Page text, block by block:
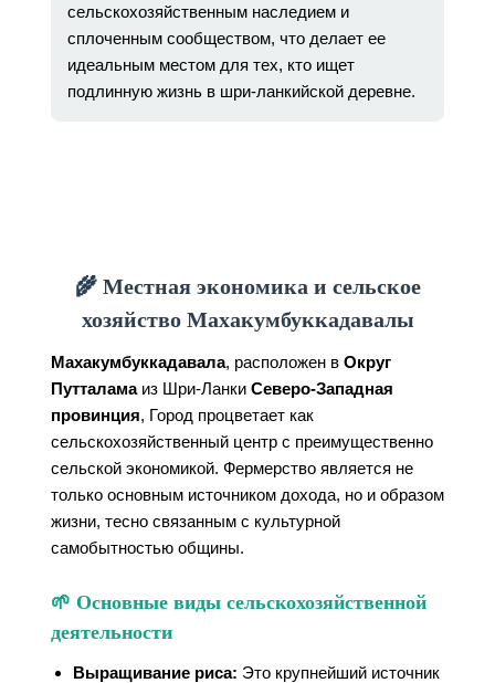
сельскохозяйственным наследием и
сплоченным сообществом, что делает ее
идеальным местом для тех, кто ищет
подлинную жизнь в шри-ланкийской деревне.
🌾 Местная экономика и сельское
хозяйство Махакумбуккадавалы
Махакумбуккадавала, расположен в Округ
Путталамаиз Шри-Ланки Северо-Западная
провинция, Город процветает как
сельскохозяйственный центр с преимущественно
сельской экономикой. Фермерство является не
только основным источником дохода, но и образом
жизни, тесно связанным с культурной
самобытностью общины.
🌱 Основные виды сельскохозяйственной
деятельности
Выращивание риса: Это крупнейший источник